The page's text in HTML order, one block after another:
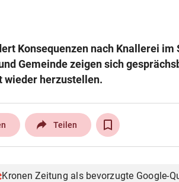
& Co KG 2026
Konsequenzen nach Knallerei im
Gemeinde zeigen sich
wieder herzustellen.
Teilen
Kronen Zeitung als bevorzugte Google-